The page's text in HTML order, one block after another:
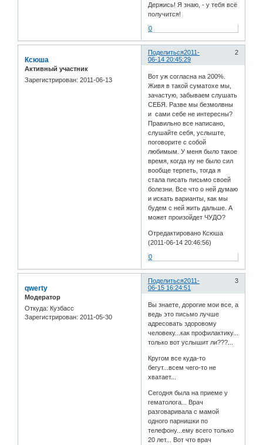
Держись! Я знаю, - у тебя всё
получится!
0
Поделиться 2
2011-
06-14 20:45:29
Ксюша
Активный участник
Зарегистрирован: 2011-06-13
Вот уж согласна на 200%.
Живя в такой суматохе мы,
зачастую, забываем слушать
СЕБЯ. Разве мы безмолвны
и сами себе не интересны?
Правильно все написано,
слушайте себя, услыште,
поговорите с собой
любимым. У меня было такое
время, когда ну не было сил
вообще терпеть, тогда я
стала писать письмо своей
болезни. Все что о ней думаю
и искать варианты, как мы
будем с ней жить дальше. А
может произойдет ЧУДО?
Отредактировано Ксюша
(2011-06-14 20:46:56)
0
Поделиться 3
2011-
06-15 16:24:51
qwerty
Модератор
Откуда: Кузбасс
Зарегистрирован: 2011-05-30
Вы знаете, дорогие мои все, а
ведь это письмо лучше
адресовать здоровому
человеку...как профилактику...
только вот услышит ли???...
Кругом все куда-то
бегут...всем чего-то не
хватает...
Сегодня была на приеме у
гематолога... Врач
разговаривала с мамой
одного парнишки по
телефону...ему всего только
20 лет... Вот что врач